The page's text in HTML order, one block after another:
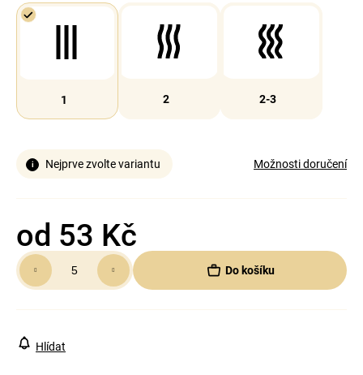
1 2 2-3
Nejprve zvolte variantu Možnosti doručení
od 53 Kč
Měrná
cena:
Do košíku
Hlídat